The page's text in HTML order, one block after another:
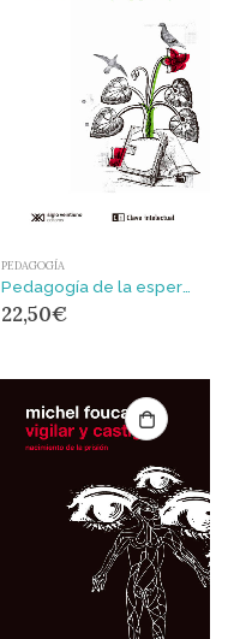
PEDAGOGÍA
22,50€